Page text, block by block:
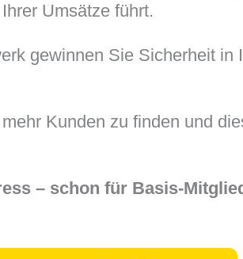
Umsätze führt.
gewinnen Sie Sicherheit in
Kunden zu finden und
– schon für Basis-